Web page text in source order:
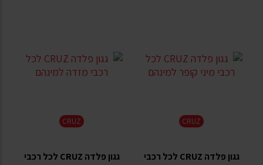
CRUZ
גגון פלדה CRUZ לכל רכבי
CRUZ
גגון פלדה CRUZ לכל רכבי